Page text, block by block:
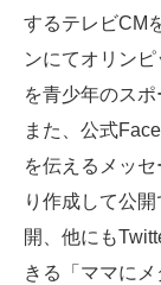
するテレビCM
ンにてオリン
を青少年のス
また、公式
を伝えるメッ
り作成して公
開、他にも
きる「ママに